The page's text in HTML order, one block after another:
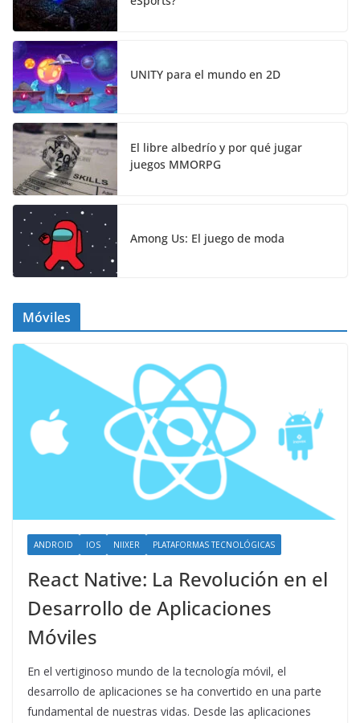
UNITY para el mundo en 2D
El libre albedrío y por qué jugar
juegos MMORPG
Among Us: El juego de moda
Móviles
ANDROID IOS NIIXER PLATAFORMAS TECNOLÓGICAS
React Native: La Revolución en el
Desarrollo de Aplicaciones
Móviles
En el vertiginoso mundo de la tecnología móvil, el
desarrollo de aplicaciones se ha convertido en una parte
fundamental de nuestras vidas. Desde las aplicaciones